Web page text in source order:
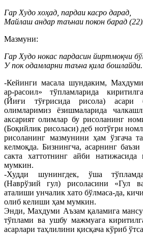
Гар Худо хоҳад, пардаи касро дарад,
Майлаш андар таънаи покон барад
Мазмуни:
Гар Худо нокас пардасин йиртмоқчи
У пок одамларни таъна қила бошлайди.
-Кейинги масала шундаким,
ар-расоил» тўпламларида
(Йиғи тўғрисида рисола) асари
олимларимиз ёзишмаларида
аксарият олимлар бу рисоланинг
(Боқийлик рисоласи) деб нотўғри
рисоланинг мазмунини ҳам ўзгача
келмоқда. Бизнингча, асарнинг баъзи
сакта хаттотнинг айби
мумкин.
-Худди шунингдек, ўша
(Наврўзий гул) рисоласини «Гул
аталиши унчалик хато бўлмаса-да,
олиб келиши ҳам мумкин.
Энди, Махдуми Аъзам қаламига
тўплами ва ушбу мажмуага
асарлари таҳлилини қисқача кўриб